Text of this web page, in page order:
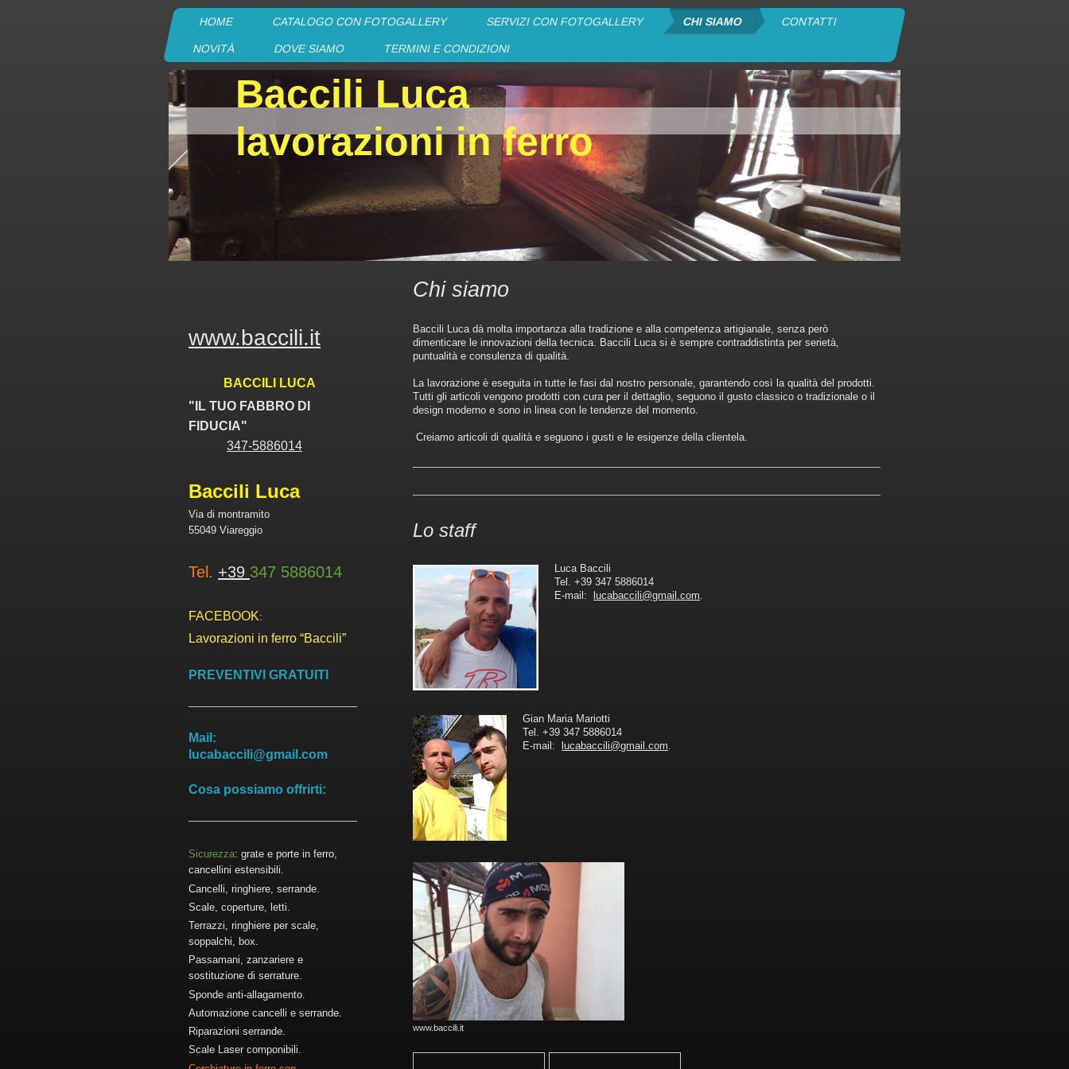
HOME CATALOGO CON FOTOGALLERY SERVIZI CON FOTOGALLERY CHI SIAMO CONTATTI
NOVITÀ DOVE SIAMO TERMINI E CONDIZIONI
Baccili Luca
lavorazioni in ferro
Chi siamo
Baccili Luca dà molta importanza alla tradizione e alla competenza artigianale, senza però
dimenticare le innovazioni della tecnica. Baccili Luca si è sempre contraddistinta per serietà,
puntualità e consulenza di qualità.
La lavorazione è eseguita in tutte le fasi dal nostro personale, garantendo così la qualità del prodotti.
Tutti gli articoli vengono prodotti con cura per il dettaglio, seguono il gusto classico o tradizionale o il
design moderno e sono in linea con le tendenze del momento.
Creiamo articoli di qualità e seguono i gusti e le esigenze della clientela.
Lo staff
Luca Baccili
Tel. +39 347 5886014
E-mail:
lucabaccili@gmail.com.
Gian Maria Mariotti
Tel. +39 347 5886014
E-mail:
lucabaccili@gmail.com.
www.baccili.it
www.baccili.it
BACCILI LUCA
"IL TUO FABBRO DI
FIDUCIA"
347-5886014
Baccili Luca
Via di montramito
55049 Viareggio
Tel. +39 347 5886014
FACEBOOK:
Lavorazioni in ferro “Baccili”
PREVENTIVI GRATUITI
Mail:
lucabaccili@gmail.com
Cosa possiamo offrirti:
Sicurezza: grate e porte in ferro,
cancellini estensibili.
Cancelli, ringhiere, serrande.
Scale, coperture, letti.
Terrazzi, ringhiere per scale,
soppalchi, box.
Passamani, zanzariere e
sostituzione di serrature.
Sponde anti-allagamento.
Automazione cancelli e serrande.
Riparazioni serrande.
Scale Laser componibili.